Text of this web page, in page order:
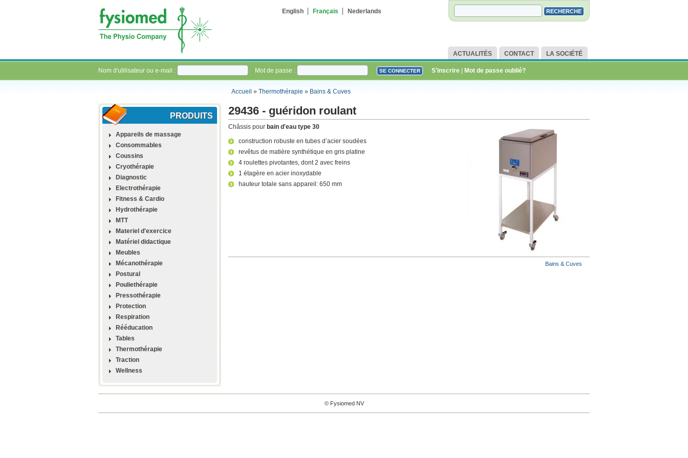
English Français Nederlands
ACTUALITÉS CONTACT LA SOCIÉTÉ
Nom d'utilisateur ou e-mail : Mot de passe : S'inscrire Mot de passe oublié?
Accueil » Thermothérapie» Bains & Cuves
PRODUITS
Appareils de massage
Consommables
Coussins
Cryothérapie
Diagnostic
Electrothérapie
Fitness & Cardio
Hydrothérapie
MTT
Materiel d'exercice
Matériel didactique
Meubles
Mécanothérapie
Postural
Pouliethérapie
Pressothérapie
Protection
Respiration
Rééducation
Tables
Thermothérapie
Traction
Wellness
29436 - guéridon roulant
Châssis pour bain d'eau type 30
construction robuste en tubes d’acier soudées
revêtus de matière synthétique en gris platine
4 roulettes pivotantes, dont 2 avec freins
1 étagère en acier inoxydable
hauteur totale sans appareil: 650 mm
Bains & Cuves
© Fysiomed NV